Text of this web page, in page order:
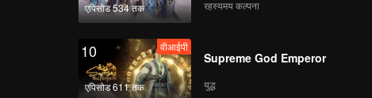
एपिसोड 534 तक रहस्यमय कल्पना
10
एपिसोड 611 तक
वीआईपी
Supreme God Emperor
युद्ध